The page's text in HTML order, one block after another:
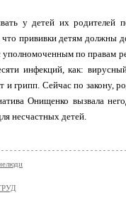
у детей их родителей
прививки детям должны
уполномоченным по правам
инфекций, как:
и грипп. Сейчас по закону,
Онищенко вызвала
несчастных детей.